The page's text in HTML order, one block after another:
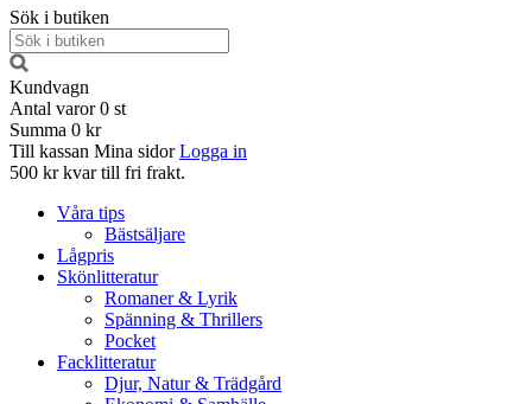
Sök i butiken
Kundvagn
Antal varor 0 st
Summa 0 kr
Till kassan Mina sidor Logga in
500 kr kvar till fri frakt.
Våra tips
Bästsäljare
Lågpris
Skönlitteratur
Romaner & Lyrik
Spänning & Thrillers
Pocket
Facklitteratur
Djur, Natur & Trädgård